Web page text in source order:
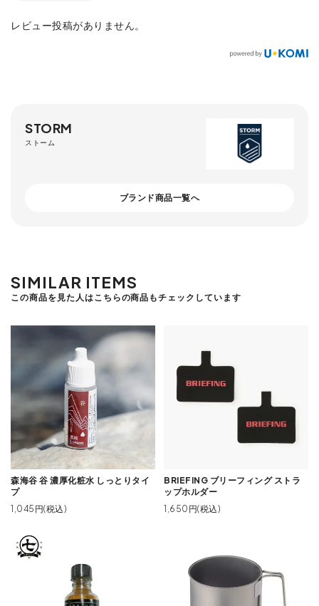
レビュー投稿がありません。
STORM
ストーム
ブランド商品一覧へ
SIMILAR ITEMS
この商品を見た人はこちらの商品もチェックしています
森海谷 谷 濃厚化粧水 しっとりタイ
プ
1,045円(税込)
BRIEFING ブリーフィング ストラ
ップホルダー
1,650円(税込)